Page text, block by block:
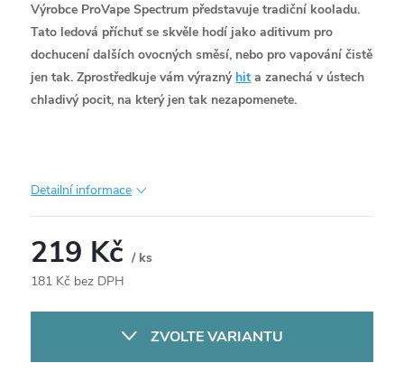
Výrobce ProVape Spectrum představuje tradiční kooladu.
Tato ledová příchuť se skvěle hodí jako aditivum pro
dochucení dalších ovocných směsí, nebo pro vapování čistě
jen tak. Zprostředkuje vám výrazný hit a zanechá v ústech
chladivý pocit, na který jen tak nezapomenete.
Detailní informace
219 Kč/ ks
181 Kč bez DPH
ZVOLTE VARIANTU